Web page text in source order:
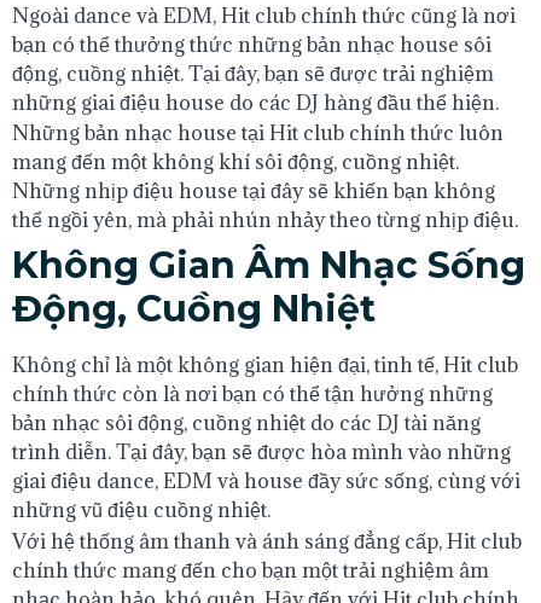
Ngoài dance và EDM, Hit club chính thức cũng là nơi
bạn có thể thưởng thức những bản nhạc house sôi
động, cuồng nhiệt. Tại đây, bạn sẽ được trải nghiệm
những giai điệu house do các DJ hàng đầu thể hiện.
Những bản nhạc house tại Hit club chính thức luôn
mang đến một không khí sôi động, cuồng nhiệt.
Những nhịp điệu house tại đây sẽ khiến bạn không
thể ngồi yên, mà phải nhún nhảy theo từng nhịp điệu.
Không Gian Âm Nhạc Sống
Động, Cuồng Nhiệt
Không chỉ là một không gian hiện đại, tinh tế, Hit club
chính thức còn là nơi bạn có thể tận hưởng những
bản nhạc sôi động, cuồng nhiệt do các DJ tài năng
trình diễn. Tại đây, bạn sẽ được hòa mình vào những
giai điệu dance, EDM và house đầy sức sống, cùng với
những vũ điệu cuồng nhiệt.
Với hệ thống âm thanh và ánh sáng đẳng cấp, Hit club
chính thức mang đến cho bạn một trải nghiệm âm